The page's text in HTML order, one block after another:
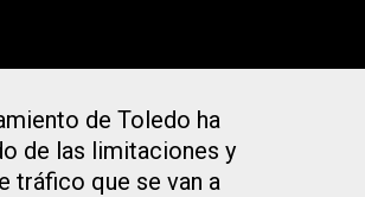
de Toledo ha
de las limitaciones y
tráfico que se van a